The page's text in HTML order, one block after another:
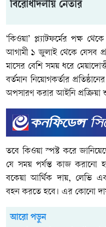
বিরোধীদলীয় নেতার
‘কিওয়া’ প্ল্যাটফর্মের পক্ষ
আগামী ১ জুলাই থেকে যেসব
মাসের বেশি সময় ধরে
বর্তমান নিয়োগকর্তার
অপসারণ করার আইনি প্রক্রিয়া
তবে কিওয়া স্পষ্ট করে
যে সময় পর্যন্ত কাজ করানো
বকেয়া আর্থিক দায়, লেভি এবং
বহন করতে হবে। এর কোনো দায়
আরো পড়ুন